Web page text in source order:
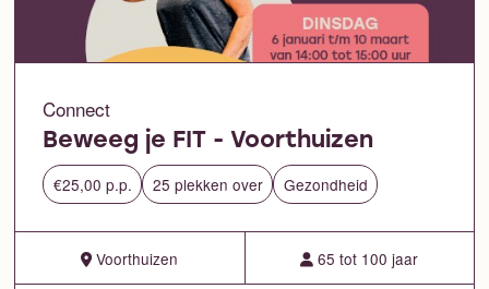
Connect
Beweeg je FIT - Voorthuizen
€25,00 p.p. 25 plekken over Gezondheid
Voorthuizen 65 tot 100 jaar